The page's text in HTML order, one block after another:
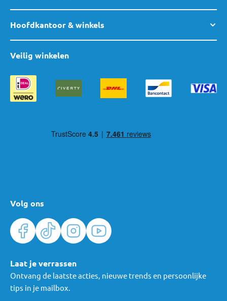
Hoofdkantoor & winkels
Volg ons
Veilig winkelen
Laat je verrassen
Ontvang de laatste acties, nieuwe trends en persoonlijke
tips in je mailbox.